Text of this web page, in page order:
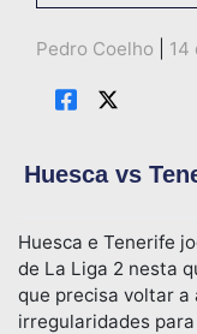
Pedro Coelho 14
Huesca vs
Huesca e Tenerife
de La Liga 2 nesta
que precisa voltar a
irregularidades